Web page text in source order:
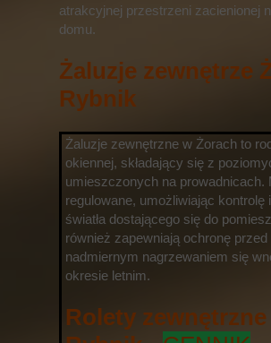
atrakcyjnej przestrzeni zacienionej
domu.
Żaluzje zewnętrze
Rybnik
Żaluzje zewnętrzne w Żorach to
okiennej, składający się z
umieszczonych na prowadnicach.
regulowane, umożliwiając kontrolę
światła dostającego się do
również zapewniają ochronę przed
nadmiernym nagrzewaniem się
okresie letnim.
Rolety zewnętrzne